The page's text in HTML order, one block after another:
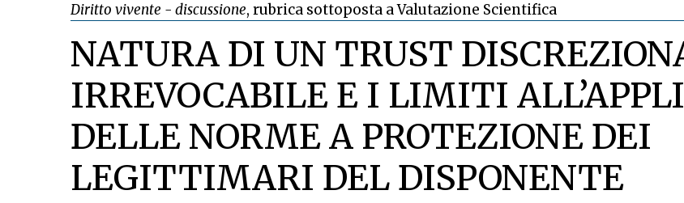
Diritto vivente - discussione, rubrica sottoposta a Valutazione Scientifica
NATURA DI UN TRUST
IRREVOCABILE E I LIMITI
DELLE NORME A PROTEZIONE DEI
LEGITTIMARI DEL DISPONENTE